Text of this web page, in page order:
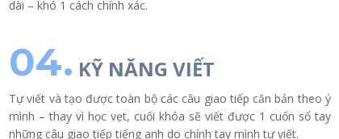
dài – khó 1 cách chính xác.
04. KỸ NĂNG VIẾT
Tự viết và tạo được toàn bộ các câu giao tiếp căn bản theo ý
mình – thay vì học vẹt, cuối khóa sẽ viết được 1 cuốn sổ tay
những câu giao tiếp tiếng anh do chính tay mình tự viết.